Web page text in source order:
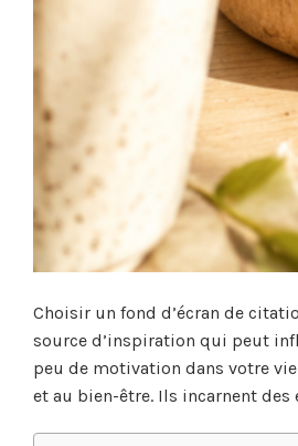
Choisir un fond d’écran de
source d’inspiration qui peut
peu de motivation dans votre
et au bien-être. Ils incarnent